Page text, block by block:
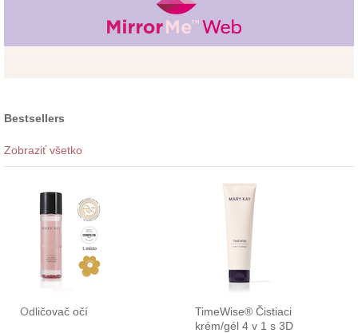
Bestsellers
Zobraziť všetko
Odličovač očí
TimeWise® Čistiaci
krém/gél 4 v 1 s 3D